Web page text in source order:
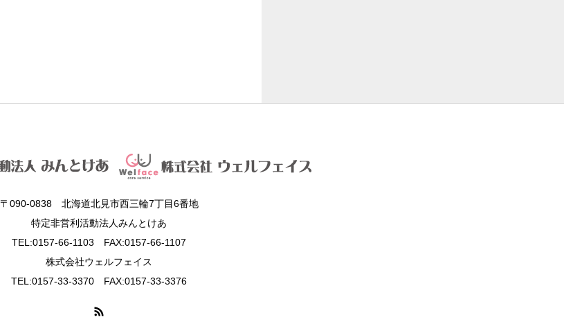
〒090-0838 北海道北見市西三輪7丁目6番地
特定非営利活動法人みんとけあ
TEL:0157-66-1103 FAX:0157-66-1107
株式会社ウェルフェイス
TEL:0157-33-3370 FAX:0157-33-3376